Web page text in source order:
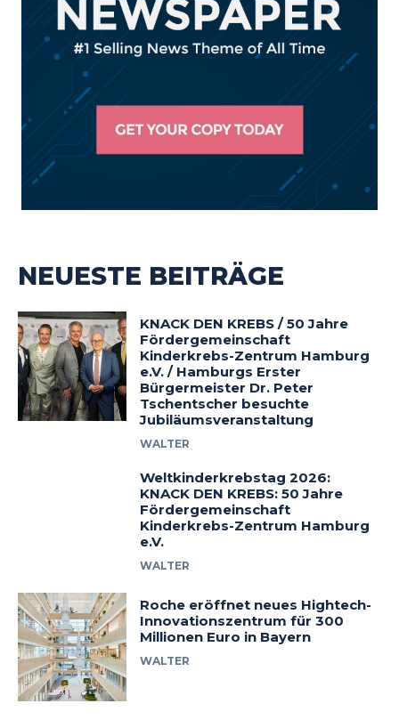
NEUESTE BEITRÄGE
KNACK DEN KREBS / 50 Jahre
Fördergemeinschaft
Kinderkrebs-Zentrum Hamburg
e.V. / Hamburgs Erster
Bürgermeister Dr. Peter
Tschentscher besuchte
Jubiläumsveranstaltung
WALTER
Weltkinderkrebstag 2026:
KNACK DEN KREBS: 50 Jahre
Fördergemeinschaft
Kinderkrebs-Zentrum Hamburg
e.V.
WALTER
Roche eröffnet neues Hightech-
Innovationszentrum für 300
Millionen Euro in Bayern
WALTER